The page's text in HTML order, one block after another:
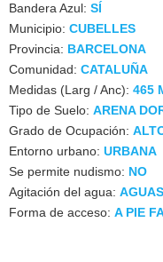
Bandera Azul: SÍ
Municipio: CUBELLES
Provincia: BARCELONA
Comunidad: CATALUÑA
Medidas (Larg / Anc): 465
Tipo de Suelo: ARENA
Grado de Ocupación:
Entorno urbano: URBANA
Se permite nudismo: NO
Agitación del agua:
Forma de acceso: A PIE